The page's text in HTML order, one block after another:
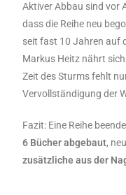
Aktiver Abbau sind vor
dass die Reihe neu
seit fast 10 Jahren auf
Markus Heitz nährt
Zeit des Sturms fehlt
Vervollständigung der
Fazit: Eine Reihe
6 Bücher abgebaut, neu
zusätzliche aus der